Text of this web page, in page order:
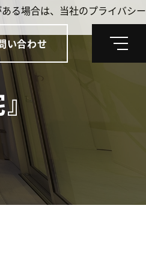
い合わせ
メ
る場合は、当社のプライバシー